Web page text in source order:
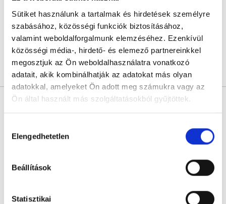
Sütiket használunk a tartalmak és hirdetések személyre
szabásához, közösségi funkciók biztosításához,
valamint weboldalforgalmunk elemzéséhez. Ezenkívül
közösségi média-, hirdető- és elemező partnereinkkel
megosztjuk az Ön weboldalhasználatra vonatkozó
adatait, akik kombinálhatják az adatokat más olyan
adatokkal, amelyeket Ön adott meg számukra vagy az
Ön által használt más szolgáltatásokból gyűjtöttek.
szabályzat:https://foglaljorvost.hu/info/foglaljorvost-
kiválasztása
Elengedhetetlen
Beállítások
Statisztikai
Sajnáljuk, jelenleg nincs szabad időpont!
Árlista Összes időpont
Dr. Sziray Ágnes
Lézergyógyász
Medaid - Budapest